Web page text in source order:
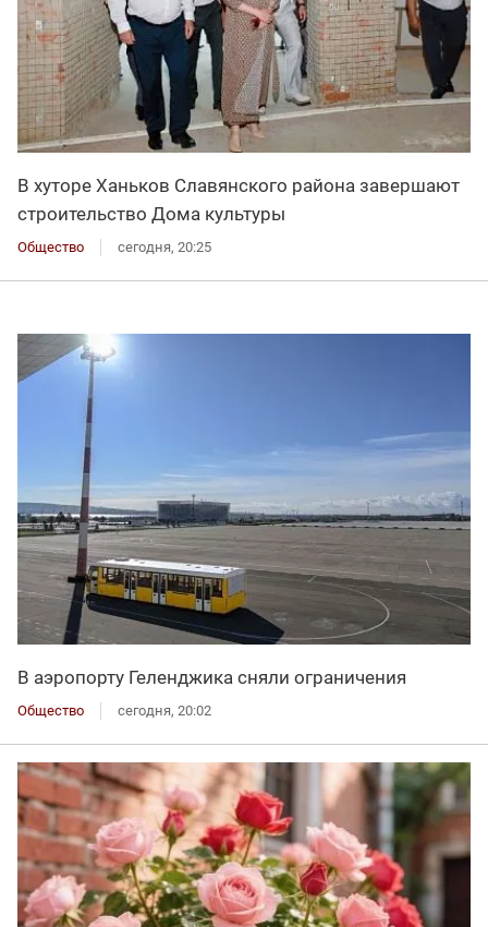
В хуторе Ханьков Славянского района завершают
строительство Дома культуры
Общество сегодня, 20:25
В аэропорту Геленджика сняли ограничения
Общество сегодня, 20:02